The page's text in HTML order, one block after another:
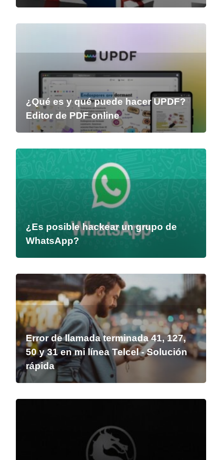
¿Qué es y qué puede hacer UPDF?
Editor de PDF online
¿Es posible hackear un grupo de
WhatsApp?
Error de llamada terminada 41, 127,
50 y 31 en mi línea Telcel - Solución
rápida